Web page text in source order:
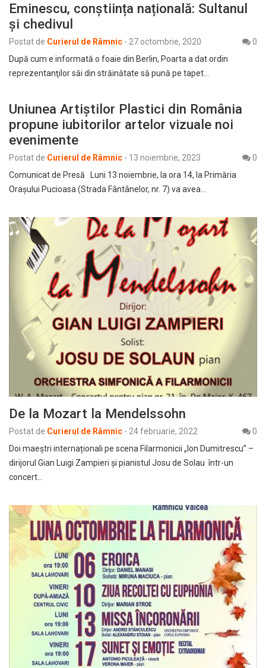
Eminescu, conștiința națională: Sultanul
și chedivul
Postat de Curierul de Râmnic - 27 octombrie, 2020
0
După cum e informată o foaie din Berlin, Poarta a dat ordin
reprezentanţilor săi din străinătate să pună pe tapet…
Uniunea Artiștilor Plastici din România
propune iubitorilor artelor vizuale noi
evenimente
Postat de Curierul de Râmnic - 13 noiembrie, 2023
0
Comunicat de Presă Luni 13 noiembrie, la ora 14, la Primăria
Orașului Pucioasa (Strada Fântânelor, nr. 7) va avea…
De la Mozart la Mendelssohn
Postat de Curierul de Râmnic - 24 februarie, 2022
0
Doi maeștri internaționali pe scena Filarmonicii „Ion Dumitrescu” –
dirijorul Gian Luigi Zampieri și pianistul Josu de Solau într-un
concert…